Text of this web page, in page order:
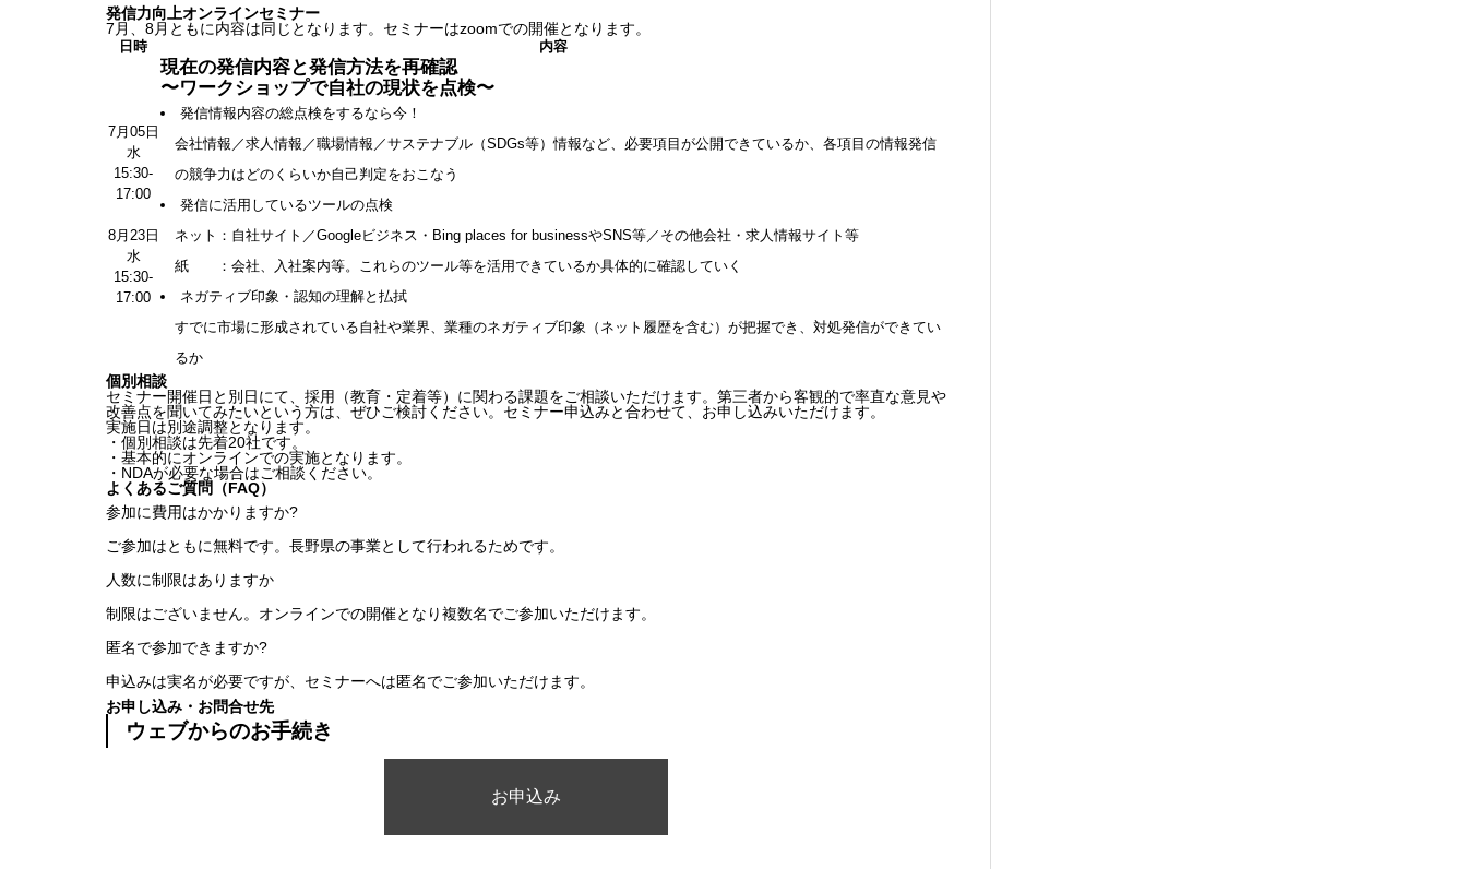
発信力向上オンラインセミナー
7月、8月ともに内容は同じとなります。セミナーはzoomでの開催となります。
日時 内容
7月05日
水
15:30-
17:00
8月23日
水
15:30-
17:00
現在の発信内容と発信方法を再確認
〜ワークショップで自社の現状を点検〜
発信情報内容の総点検をするなら今！
会社情報／求人情報／職場情報／サステナブル（SDGs等）情報など、必要項目が公開できているか、各項目の情報発信
の競争力はどのくらいか自己判定をおこなう
発信に活用しているツールの点検
ネット：自社サイト／Googleビジネス・Bing places for businessやSNS等／その他会社・求人情報サイト等
紙 ：会社、入社案内等。これらのツール等を活用できているか具体的に確認していく
ネガティブ印象・認知の理解と払拭
すでに市場に形成されている自社や業界、業種のネガティブ印象（ネット履歴を含む）が把握でき、対処発信ができてい
るか
個別相談
セミナー開催日と別日にて、採用（教育・定着等）に関わる課題をご相談いただけます。第三者から客観的で率直な意見や
改善点を聞いてみたいという方は、ぜひご検討ください。セミナー申込みと合わせて、お申し込みいただけます。
実施日は別途調整となります。
・個別相談は先着20社です。
・基本的にオンラインでの実施となります。
・NDAが必要な場合はご相談ください。
よくあるご質問（FAQ）
参加に費用はかかりますか?
ご参加はともに無料です。長野県の事業として行われるためです。
人数に制限はありますか
制限はございません。オンラインでの開催となり複数名でご参加いただけます。
匿名で参加できますか?
申込みは実名が必要ですが、セミナーへは匿名でご参加いただけます。
お申し込み・お問合せ先
ウェブからのお手続き
お申込み